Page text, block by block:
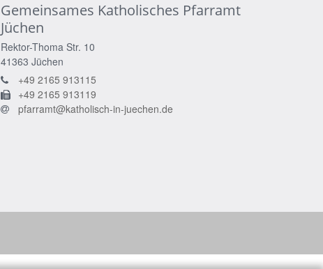
Gemeinsames Katholisches Pfarramt
Jüchen
Rektor-Thoma Str. 10
41363 Jüchen
+49 2165 913115
+49 2165 913119
pfarramt@katholisch-in-juechen.de